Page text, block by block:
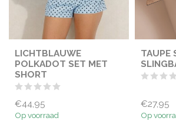
LICHTBLAUWE
POLKADOT SET MET
SHORT
€44,95
Op voorraad
TAUPE
€27,95
Op